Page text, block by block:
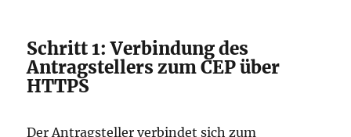
Schritt 1: Verbindung des
Antragstellers zum CEP über
HTTPS
Der Antragsteller verbindet sich zum